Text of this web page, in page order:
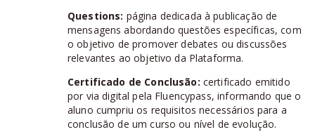
Questions: página dedicada à publicação de
mensagens abordando questões específicas, com
o objetivo de promover debates ou discussões
relevantes ao objetivo da Plataforma.
Certificado de Conclusão: certificado emitido
por via digital pela Fluencypass, informando que o
aluno cumpriu os requisitos necessários para a
conclusão de um curso ou nível de evolução.